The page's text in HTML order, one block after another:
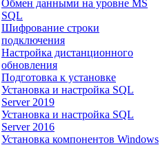
Обмен данными на уровне MS
SQL
Шифрование строки
подключения
Настройка дистанционного
обновления
Подготовка к установке
Установка и настройка SQL
Server 2019
Установка и настройка SQL
Server 2016
Установка компонентов Windows